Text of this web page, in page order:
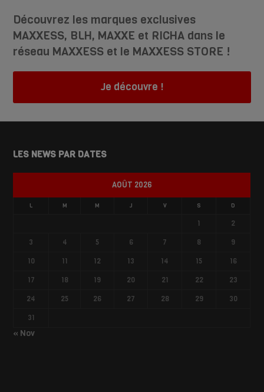
Découvrez les marques exclusives
MAXXESS, BLH, MAXXE et RICHA dans le
réseau MAXXESS et le MAXXESS STORE !
Je découvre !
LES NEWS PAR DATES
AOÛT 2026
L M M J V S D
1
2
3
4 5 6 7 8
9
10
11 12 13 14 15
16
17
18 19 20 21 22
23
24
25 26 27 28 29
30
31
« Nov